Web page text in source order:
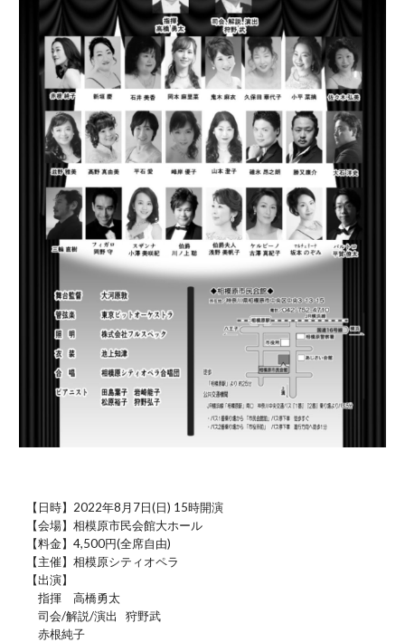
【日時】 2022年8月7日(日) 15時開演
【会場】相模原市民会館大ホール
【料金】4,500円(全席自由)
【主催】相模原シティオペラ
【出演】
指揮 高橋勇太
司会/解説/演出 狩野武
赤根純子